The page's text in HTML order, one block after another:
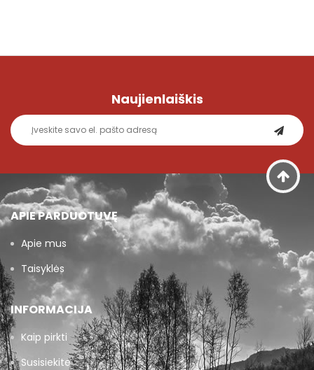
Naujienlaiškis
APIE PARDUOTUVĘ
Apie mus
Taisyklės
INFORMACIJA
Kaip pirkti
Susisiekite